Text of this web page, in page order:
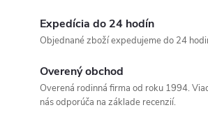
Expedícia do 24 hodín
Objednané zboží expedujeme do 24
Overený obchod
Overená rodinná firma od roku 1994.
nás odporúča na základe recenzií.